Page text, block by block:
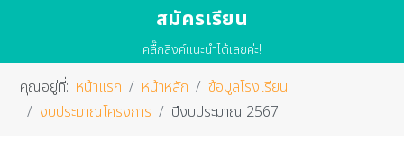
สมัครเรียน
คลื๊กลิงค์แนะนำได้เลยค่ะ!
คุณอยู่ที่: หน้าแรก หน้าหลัก
ข้อมูลโรงเรียน
งบประมาณโครงการ
ปีงบประมาณ 2567